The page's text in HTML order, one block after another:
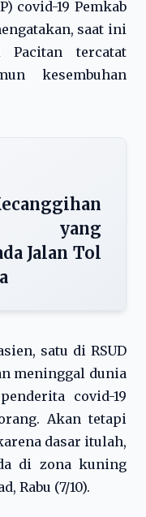
covid-19 Pemkab
saat ini
tercatat
kesembuhan
yang
Jalan Tol
satu di RSUD
meninggal dunia
covid-19
Akan tetapi
dasar itulah,
di zona kuning
Rabu (7/10).